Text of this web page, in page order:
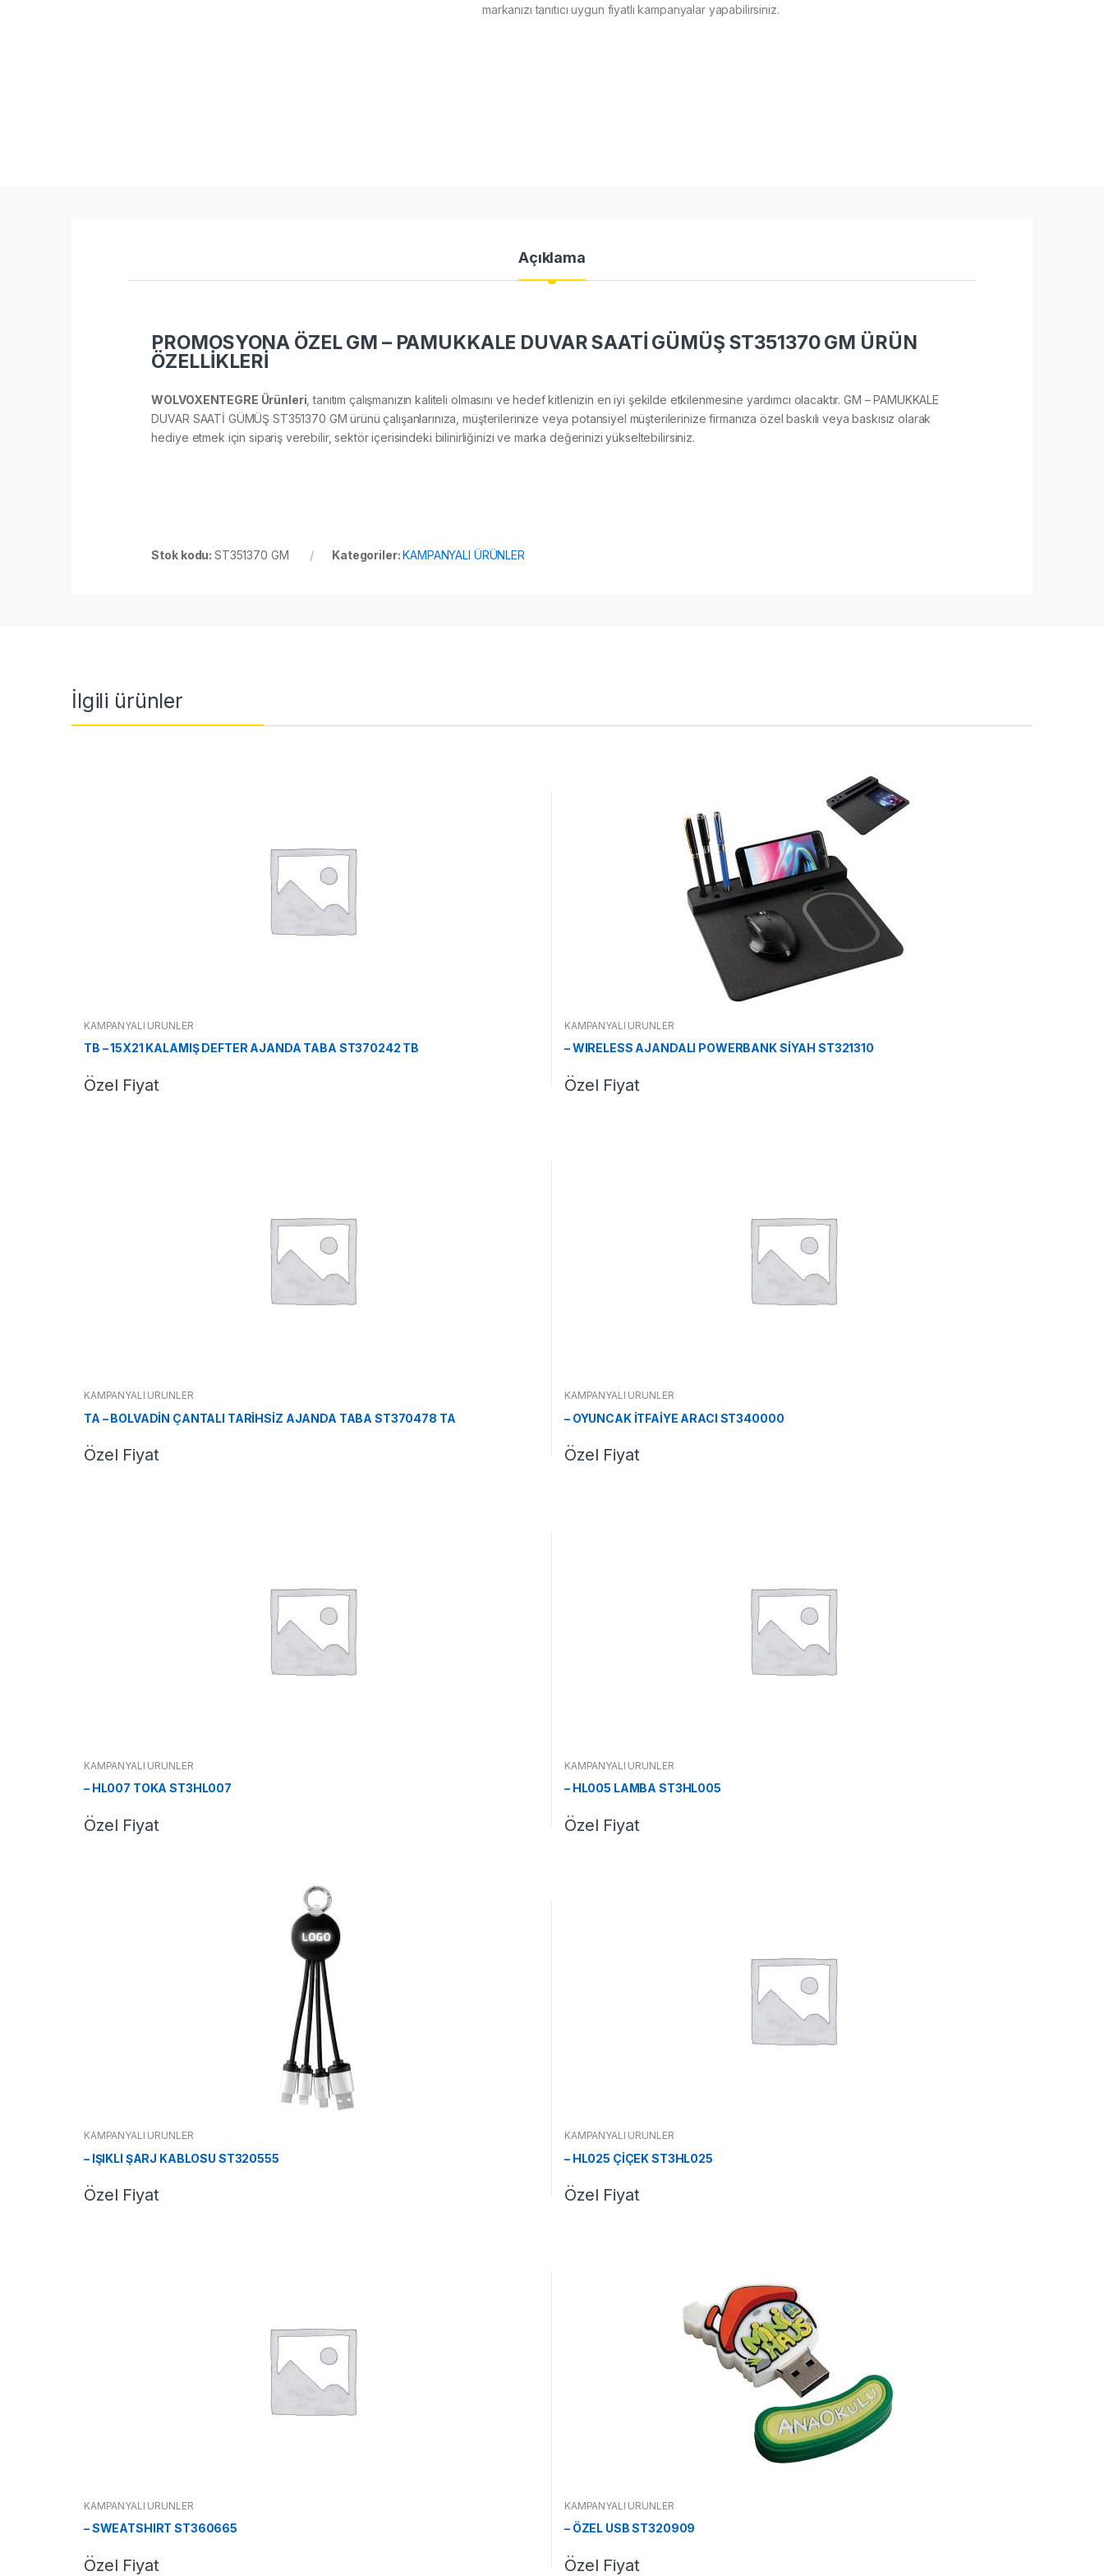
markanızı tanıtıcı uygun fiyatlı kampanyalar yapabilirsiniz.
Açıklama
PROMOSYONA ÖZEL GM – PAMUKKALE DUVAR SAATİ GÜMÜŞ ST351370 GM ÜRÜN
ÖZELLİKLERİ
WOLVOXENTEGRE Ürünleri , tanıtım çalışmanızın kaliteli olmasını ve hedef kitlenizin en iyi şekilde etkilenmesine yardımcı olacaktır. GM – PAMUKKALE
DUVAR SAATİ GÜMÜŞ ST351370 GM ürünü çalışanlarınıza, müşterilerinize veya potansiyel müşterilerinize firmanıza özel baskılı veya baskısız olarak
hediye etmek için sipariş verebilir, sektör içerisindeki bilinirliğinizi ve marka değerinizi yükseltebilirsiniz.
Stok kodu: ST351370 GM Kategoriler:KAMPANYALI ÜRÜNLER
İlgili ürünler
KAMPANYALI ÜRÜNLER
TB – 15X21 KALAMIŞ DEFTER AJANDA TABA ST370242 TB
Özel Fiyat
KAMPANYALI ÜRÜNLER
– WIRELESS AJANDALI POWERBANK SİYAH ST321310
Özel Fiyat
KAMPANYALI ÜRÜNLER
TA – BOLVADİN ÇANTALI TARİHSİZ AJANDA TABA ST370478 TA
Özel Fiyat
KAMPANYALI ÜRÜNLER
– OYUNCAK İTFAİYE ARACI ST340000
Özel Fiyat
KAMPANYALI ÜRÜNLER
– HL007 TOKA ST3HL007
Özel Fiyat
KAMPANYALI ÜRÜNLER
– HL005 LAMBA ST3HL005
Özel Fiyat
KAMPANYALI ÜRÜNLER
– IŞIKLI ŞARJ KABLOSU ST320555
Özel Fiyat
KAMPANYALI ÜRÜNLER
– HL025 ÇİÇEK ST3HL025
Özel Fiyat
KAMPANYALI ÜRÜNLER
– SWEATSHIRT ST360665
Özel Fiyat
KAMPANYALI ÜRÜNLER
– ÖZEL USB ST320909
Özel Fiyat